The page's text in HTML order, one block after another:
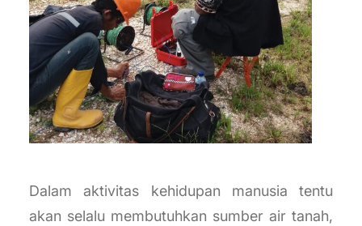
Dalam aktivitas kehidupan manusia tentu
akan selalu membutuhkan sumber air tanah,